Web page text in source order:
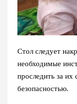
Стол следует
необходимые
проследить за их
безопасностью.